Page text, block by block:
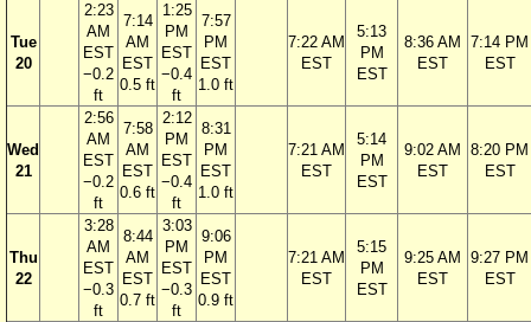
Tue
20
2:23
AM
EST
−0.2
ft
7:14
AM
EST
0.5 ft
1:25
PM
EST
−0.4
ft
7:57
PM
EST
1.0 ft
7:22 AM
EST
5:13
PM
EST
8:36 AM
EST
7:14 PM
EST
Wed
21
2:56
AM
EST
−0.2
ft
7:58
AM
EST
0.6 ft
2:12
PM
EST
−0.4
ft
8:31
PM
EST
1.0 ft
7:21 AM
EST
5:14
PM
EST
9:02 AM
EST
8:20 PM
EST
Thu
22
3:28
AM
EST
−0.3
ft
8:44
AM
EST
0.7 ft
3:03
PM
EST
−0.3
ft
9:06
PM
EST
0.9 ft
7:21 AM
EST
5:15
PM
EST
9:25 AM
EST
9:27 PM
EST